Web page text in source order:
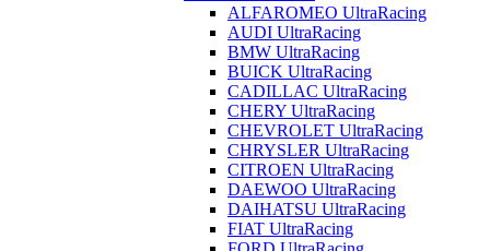
ALFAROMEO UltraRacing
AUDI UltraRacing
BMW UltraRacing
BUICK UltraRacing
CADILLAC UltraRacing
CHERY UltraRacing
CHEVROLET UltraRacing
CHRYSLER UltraRacing
CITROEN UltraRacing
DAEWOO UltraRacing
DAIHATSU UltraRacing
FIAT UltraRacing